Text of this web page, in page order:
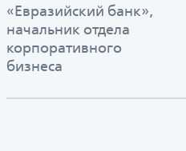
«Евразийский банк»,
начальник отдела
корпоративного
бизнеса